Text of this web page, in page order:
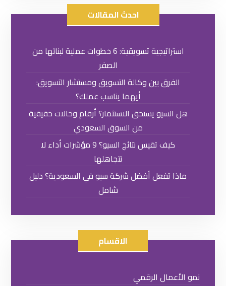
احدث المقالات
استراتيجية تسويقية: 6 خطوات عملية لبنائها من
الصفر
الفرق بين وكالة التسويق ومستشار التسويق:
أيهما يناسب عملك؟
هل السيو يستحق الاستثمار؟ أرقام وحالات حقيقية
من السوق السعودي
كيف تقيس نتائج السيو؟ 9 مؤشرات أداء لا
تتجاهلها
ماذا تفعل أفضل شركة سيو في السعودية؟ دليل
شامل
الاقسام
نمو الأعمال الرقمي